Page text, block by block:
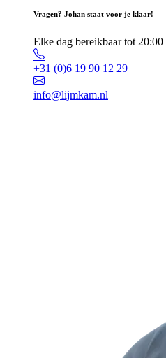
Vragen? Johan staat voor je klaar!
Elke dag bereikbaar tot 20:00
+31 (0)6 19 90 12 29
info@lijmkam.nl